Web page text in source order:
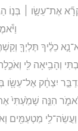
אֶת־עֵשָׂ֣ו ׀ בְּנ֣וֹ
כֵלֶ֔יךָ תֶּלְיְךָ֖
וְהָבִ֥יאָה לִּ֖י
יִצְחָ֔ק אֶל־עֵשָׂ֖ו
הִנֵּ֤ה שָׁמַ֙עְתִּי֙
מַטְעַמִּ֖ים